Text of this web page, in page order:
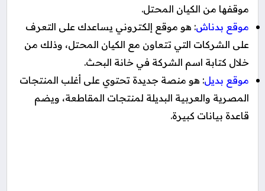
موقفها من الكيان المحتل.
موقع بدناش: هو موقع إلكتروني يساعدك على التعرف
على الشركات التي تتعاون مع الكيان المحتل، وذلك من
خلال كتابة اسم الشركة في خانة البحث.
موقع بديل: هو منصة جديدة تحتوي على أغلب المنتجات
المصرية والعربية البديلة لمنتجات المقاطعة، ويضم
قاعدة بيانات كبيرة.